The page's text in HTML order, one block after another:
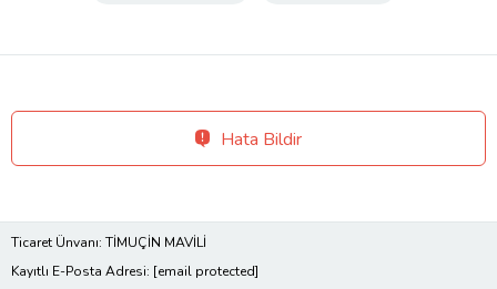
Hata Bildir
Ticaret Ünvanı: TİMUÇİN MAVİLİ
Kayıtlı E-Posta Adresi: [email protected]